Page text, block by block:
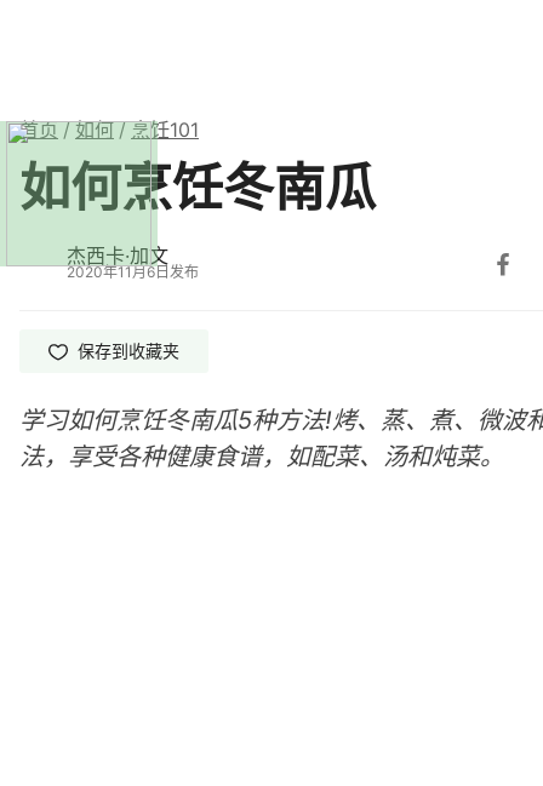
首页 / 如何 / 烹饪101
如何烹饪冬南瓜
杰西卡·加文
2020年11月6日发布
保存到收藏夹
学习如何烹饪冬南瓜5种方法!烤、蒸、煮、微
法，享受各种健康食谱，如配菜、汤和炖菜。